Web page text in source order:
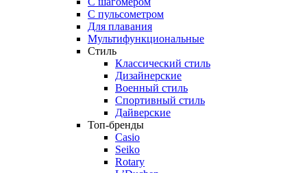
С пульсометром
Для плавания
Мультифункциональные
Стиль
Классический стиль
Дизайнерские
Военный стиль
Спортивный стиль
Дайверские
Топ-бренды
Casio
Seiko
Rotary